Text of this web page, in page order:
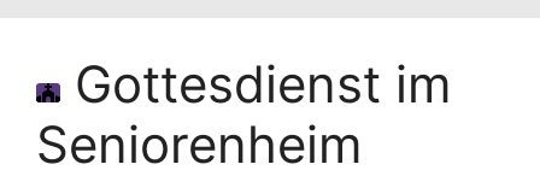
Gottesdienst im
Seniorenheim